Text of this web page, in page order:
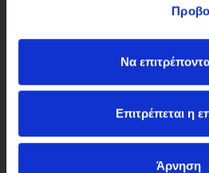
Να
Επιτρέπεται η
Άρνηση
EUROPEAN BEER STAR
SILVER AWARD